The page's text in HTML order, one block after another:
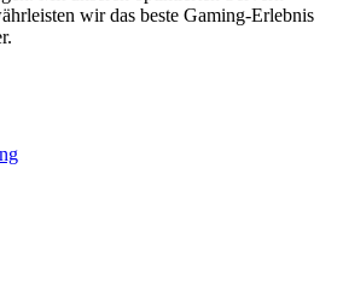
wir das beste Gaming-Erlebnis